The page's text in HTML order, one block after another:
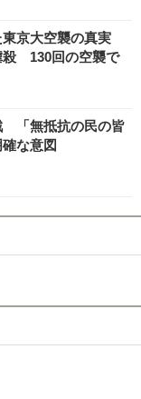
東京大空襲の真実
130回の空襲で
「無抵抗の民の皆
な意図